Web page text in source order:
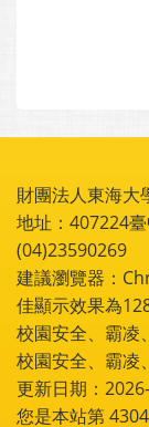
財團法人東海大
地址：407224
(04)23590269
建議瀏覽器：
佳顯示效果為
校園安全、霸凌
校園安全、霸
更新日期：
您是本站第